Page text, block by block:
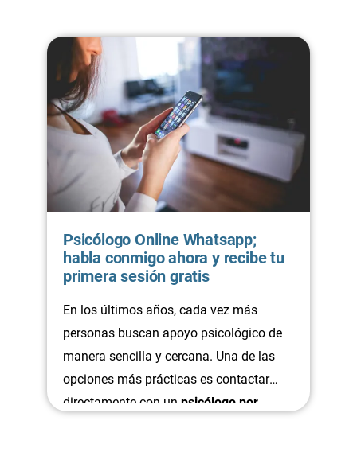
Psicólogo Online Whatsapp;
habla conmigo ahora y recibe tu
primera sesión gratis
En los últimos años, cada vez más
personas buscan apoyo psicológico de
manera sencilla y cercana. Una de las
opciones más prácticas es contactar
directamente con un psicólogo por